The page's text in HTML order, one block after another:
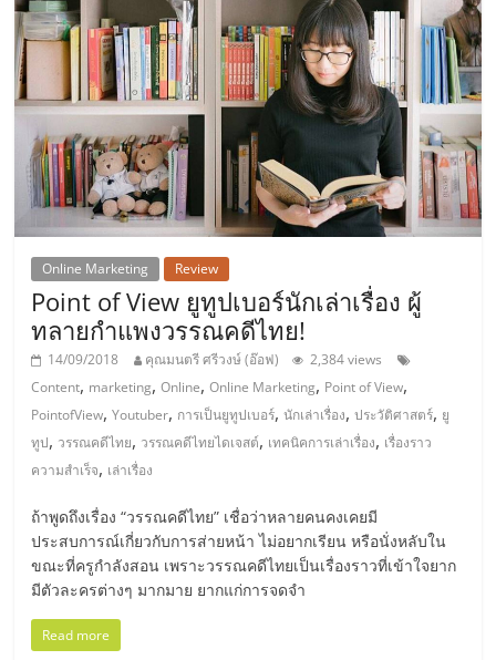
Online Marketing Review
Point of View ยูทูปเบอร์นักเล่าเรื่อง ผู้
ทลายกำแพงวรรณคดีไทย!
14/09/2018 คุณมนตรี ศรีวงษ์ (อ๊อฟ)
2,384 views
Content, marketing,Online,Online Marketing, Point of View,
PointofView,Youtuber, การเป็นยูทูปเบอร์,นักเล่าเรื่อง,ประวัติศาสตร์, ยู
ทูป, วรรณคดีไทย, วรรณคดีไทยไดเจสต์, เทคนิคการเล่าเรื่อง, เรื่องราว
ความสำเร็จ, เล่าเรื่อง
ถ้าพูดถึงเรื่อง “วรรณคดีไทย” เชื่อว่าหลายคนคงเคยมี
ประสบการณ์เกี่ยวกับการส่ายหน้า ไม่อยากเรียน หรือนั่งหลับใน
ขณะที่ครูกำลังสอน เพราะวรรณคดีไทยเป็นเรื่องราวที่เข้าใจยาก
มีตัวละครต่างๆ มากมาย ยากแก่การจดจำ
Read more